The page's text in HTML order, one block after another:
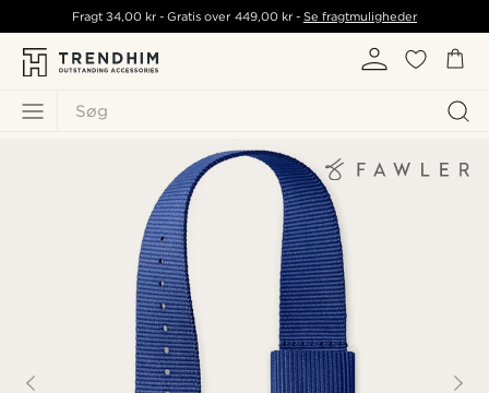
Søg
Fragt34,00 kr - Gratis over 449,00 kr- Se fragtmuligheder